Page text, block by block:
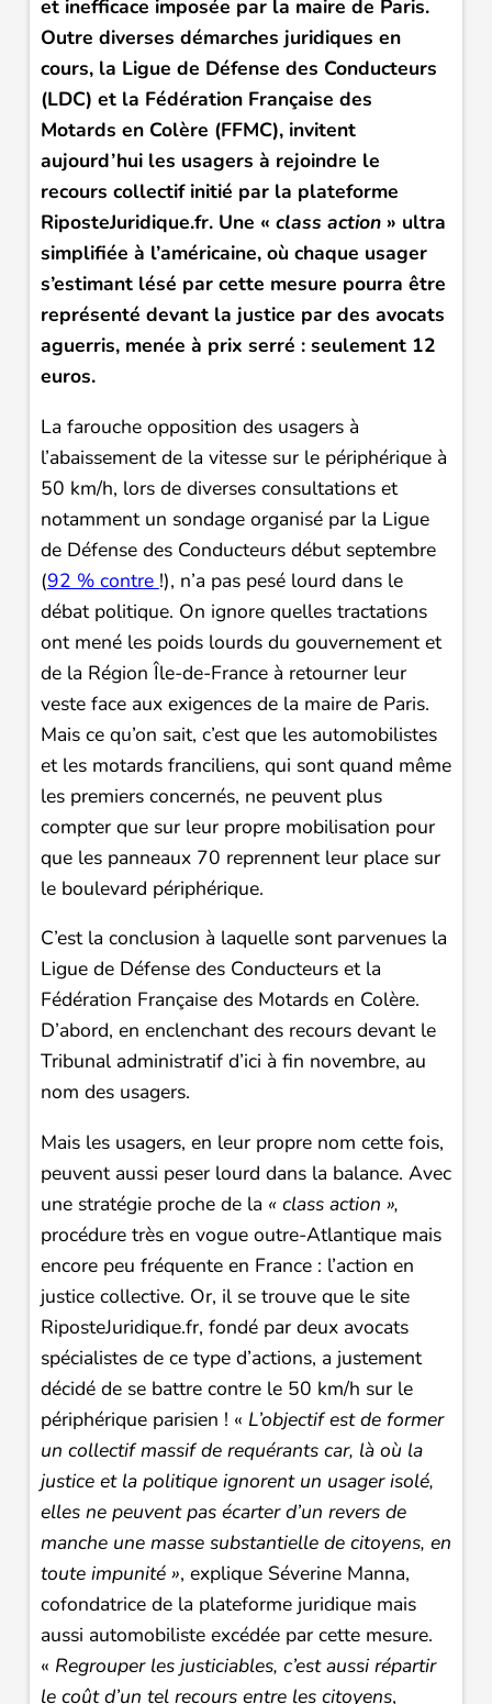
et inefficace imposée par la maire de Paris.
Outre diverses démarches juridiques en
cours, la Ligue de Défense des Conducteurs
(LDC) et la Fédération Française des
Motards en Colère (FFMC), invitent
aujourd’hui les usagers à rejoindre le
recours collectif initié par la plateforme
RiposteJuridique.fr. Une « class action» ultra
simplifiée à l’américaine, où chaque usager
s’estimant lésé par cette mesure pourra être
représenté devant la justice par des avocats
aguerris, menée à prix serré : seulement 12
euros.
La farouche opposition des usagers à
l’abaissement de la vitesse sur le périphérique à
50 km/h, lors de diverses consultations et
notamment un sondage organisé par la Ligue
de Défense des Conducteurs début septembre
(92 % contre !), n’a pas pesé lourd dans le
débat politique. On ignore quelles tractations
ont mené les poids lourds du gouvernement et
de la Région Île-de-France à retourner leur
veste face aux exigences de la maire de Paris.
Mais ce qu’on sait, c’est que les automobilistes
et les motards franciliens, qui sont quand même
les premiers concernés, ne peuvent plus
compter que sur leur propre mobilisation pour
que les panneaux 70 reprennent leur place sur
le boulevard périphérique.
C’est la conclusion à laquelle sont parvenues la
Ligue de Défense des Conducteurs et la
Fédération Française des Motards en Colère.
D’abord, en enclenchant des recours devant le
Tribunal administratif d’ici à fin novembre, au
nom des usagers.
Mais les usagers, en leur propre nom cette fois,
peuvent aussi peser lourd dans la balance. Avec
une stratégie proche de la « class action »,
procédure très en vogue outre-Atlantique mais
encore peu fréquente en France : l’action en
justice collective. Or, il se trouve que le site
RiposteJuridique.fr, fondé par deux avocats
spécialistes de ce type d’actions, a justement
décidé de se battre contre le 50 km/h sur le
périphérique parisien ! « L’objectif est de former
un collectif massif de requérants car, là où la
justice et la politique ignorent un usager isolé,
elles ne peuvent pas écarter d’un revers de
manche une masse substantielle de citoyens, en
toute impunité », explique Séverine Manna,
cofondatrice de la plateforme juridique mais
aussi automobiliste excédée par cette mesure.
« Regrouper les justiciables, c’est aussi répartir
le coût d’un tel recours entre les citoyens,